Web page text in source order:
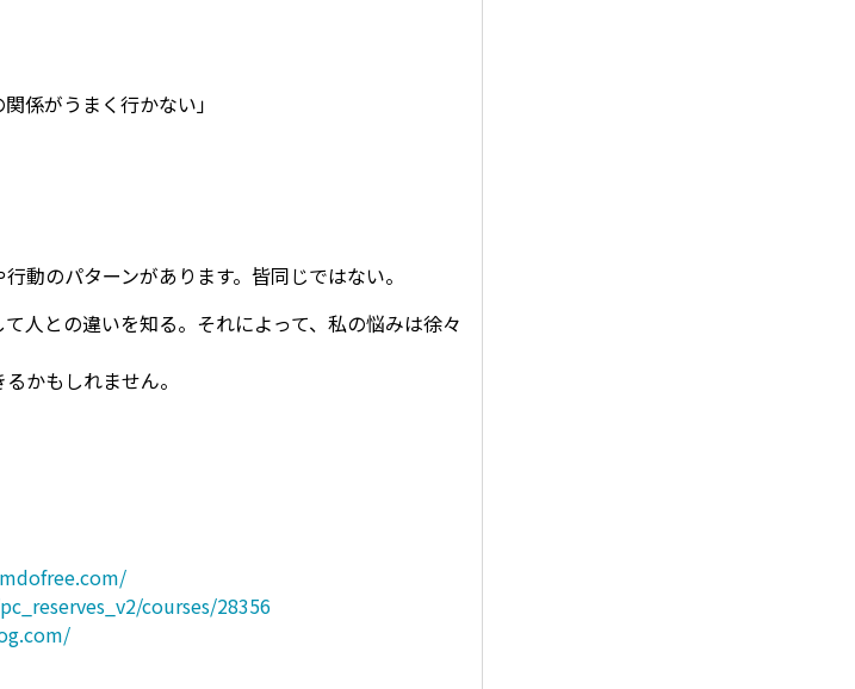
係がうまく行かない」
動のパターンがあります。皆同じではない。
人との違いを知る。それによって、私の悩みは徐々
かもしれません。
courses/28356